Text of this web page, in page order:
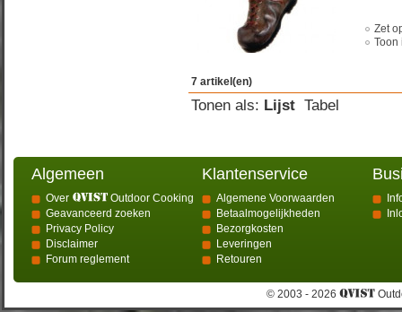
Zet
Toon
7 artikel(en)
Tonen als: Lijst Tabel
Algemeen
Over
Outdoor Cooking
Geavanceerd zoeken
Privacy Policy
Disclaimer
Forum reglement
Klantenservice
Algemene Voorwaarden
Betaalmogelijkheden
Bezorgkosten
Leveringen
Retouren
© 2003 - 2026